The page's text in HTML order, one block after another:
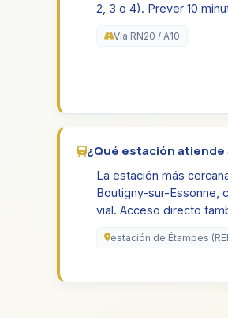
2, 3 o 4). Prever 10
Vía RN20 / A10
¿Qué estación
La estación más
Boutigny-sur-Essonne,
vial. Acceso directo
estación de Étampes